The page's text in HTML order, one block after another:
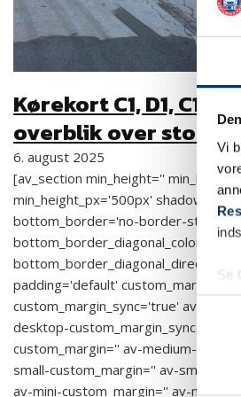
Vi
Se
Kørekort C1, D1, C1/E,
overblik over stort
6. august 2025
[av_section min_height=''
min_height_px='500px'
bottom_border='no-border-styling'
bottom_border_diagonal_direction=''
padding='default' custom_margin='0px'
custom_margin_sync='true' av-
desktop-custom_margin_sync='true'
custom_margin='' av-medium-
small-custom_margin='' av-small-
av-mini-custom_margin='' av-mini-